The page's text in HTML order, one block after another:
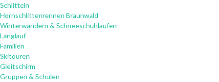
Schlitteln
Hornschlittenrennen Braunwald
Winterwandern & Schneeschuhlaufen
Langlauf
Familien
Skitouren
Gleitschirm
Gruppen & Schulen